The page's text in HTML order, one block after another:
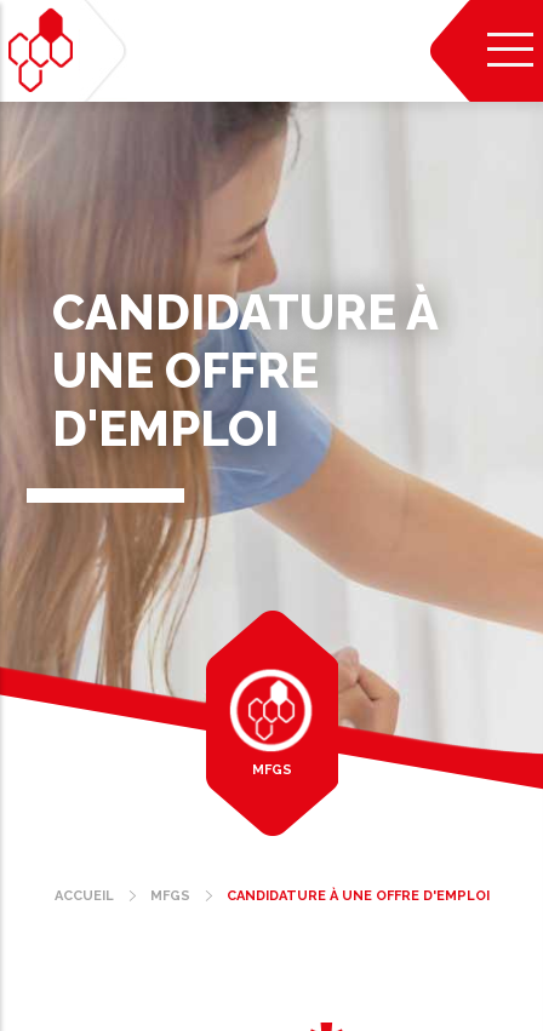
Aller
au
contenu
principal
CANDIDATURE À
UNE OFFRE
D'EMPLOI
MFGS
Fil
ACCUEIL MFGS CANDIDATURE À UNE OFFRE D'EMPLOI